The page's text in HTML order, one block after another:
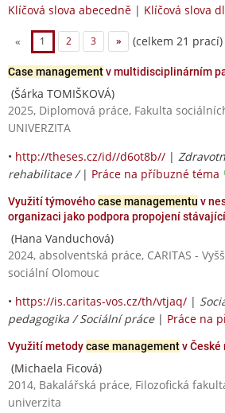
Klíčová slova abecedně | Klíčová slova
« 1 2 3 » (celkem 21 prací)
Case managementv multidisciplinárním
(Šárka TOMIŠKOVÁ)
2025, Diplomová práce, Fakulta
UNIVERZITA
• http://theses.cz/id//d6ot8b// |
rehabilitace / | Práce na příbuzné téma
Využití týmovéhocase managementu v
organizaci jako podpora propojení
(Hana Vanduchová)
2024, absolventská práce, CARITAS -
sociální Olomouc
• https://is.caritas-vos.cz/th/vtjaq/ |
pedagogika / Sociální práce| Práce na
Využití metodycase managementv České
(Michaela Ficová)
2014, Bakalářská práce, Filozofická
univerzita